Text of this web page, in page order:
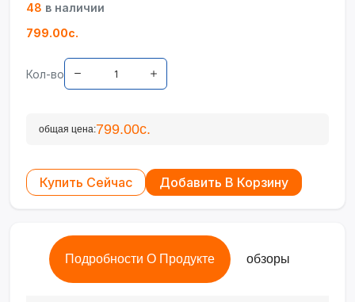
48 в наличии
799.00с.
Кол-во
общая цена:799.00с.
Купить Сейчас Добавить В Корзину
Подробности О Продукте обзоры